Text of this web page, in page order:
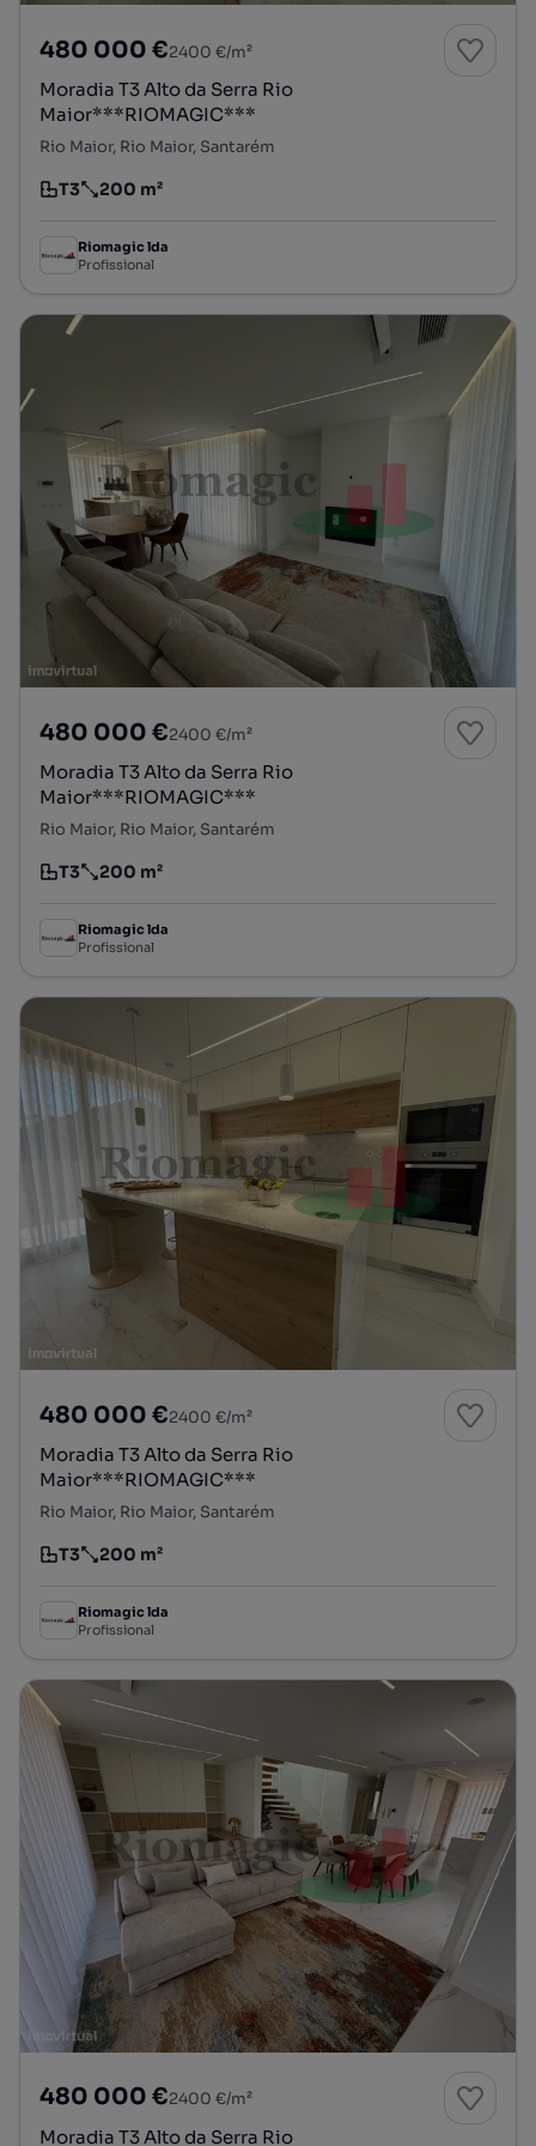
480 000 €2400 €/m²
Moradia T3 Alto da Serra Rio
Maior***RIOMAGIC***
Rio Maior, Rio Maior, Santarém
Tipologia
T3
Preço por metro quadrado
200 m²
Riomagic lda
Profissional
480 000 €2400 €/m²
Moradia T3 Alto da Serra Rio
Maior***RIOMAGIC***
Rio Maior, Rio Maior, Santarém
Tipologia
T3
Preço por metro quadrado
200 m²
Riomagic lda
Profissional
480 000 €2400 €/m²
Moradia T3 Alto da Serra Rio
Maior***RIOMAGIC***
Rio Maior, Rio Maior, Santarém
Tipologia
T3
Preço por metro quadrado
200 m²
Riomagic lda
Profissional
480 000 €2400 €/m²
Moradia T3 Alto da Serra Rio